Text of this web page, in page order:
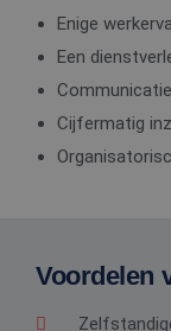
Enige
Een
Cijfermatig
Voordelen